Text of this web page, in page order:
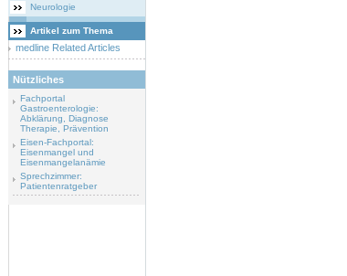
Neurologie
Artikel zum Thema
medline Related Articles
Nützliches
Fachportal
Gastroenterologie:
Abklärung, Diagnose
Therapie, Prävention
Eisen-Fachportal:
Eisenmangel und
Eisenmangelanämie
Sprechzimmer:
Patientenratgeber